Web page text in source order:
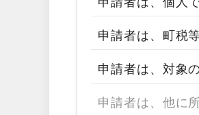
申請者は、町税
申請者は、対象
申請者は、他に